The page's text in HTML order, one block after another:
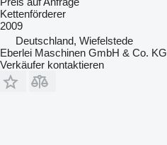
Kettenförderer
2009
Deutschland, Wiefelstede
Eberlei Maschinen GmbH & Co. KG
Verkäufer kontaktieren